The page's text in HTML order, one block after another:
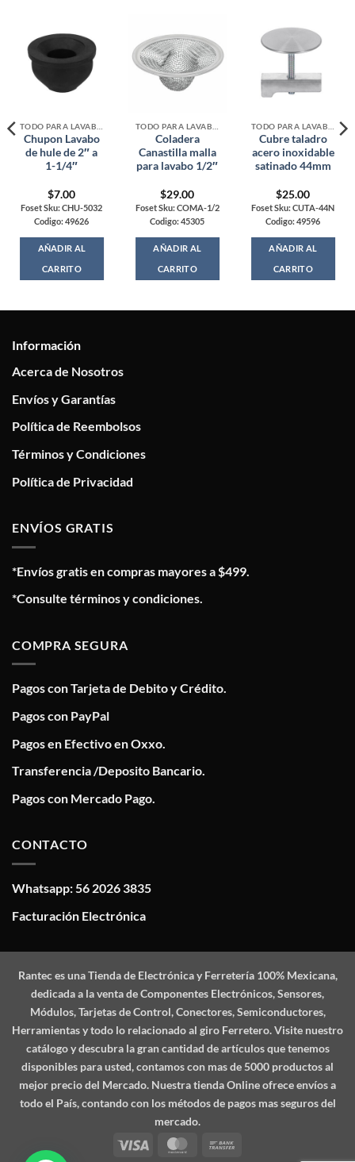
Chupon Lavabo
de hule de 2″ a
1-1/4″
$7.00
Foset Sku: CHU-5032
Codigo: 49626
AÑADIR AL
CARRITO
Coladera
Canastilla malla
para lavabo 1/2″
$29.00
Foset Sku: COMA-1/2
Codigo: 45305
AÑADIR AL
CARRITO
Cubre taladro
acero inoxidable
satinado 44mm
$25.00
Foset Sku: CUTA-44N
Codigo: 49596
AÑADIR AL
CARRITO
Información
Acerca de Nosotros
Envíos y Garantías
Política de Reembolsos
Términos y Condiciones
Política de Privacidad
ENVÍOS GRATIS
*Envíos gratis en compras mayores a $499.
*Consulte términos y condiciones.
COMPRA SEGURA
Pagos con Tarjeta de Debito y Crédito.
Pagos con PayPal
Pagos en Efectivo en Oxxo.
Transferencia /Deposito Bancario.
Pagos con Mercado Pago.
CONTACTO
Whatsapp: 56 2026 3835
Facturación Electrónica
Ranteces una Tienda de Electrónica y Ferretería 100% Mexicana,
dedicada a la venta de Componentes Electrónicos, Sensores,
Módulos, Tarjetas de Control, Conectores, Semiconductores,
Herramientas y todo lo relacionado al giro Ferretero. Visite nuestro
catálogo y descubra la gran cantidad de artículos que tenemos
disponibles para usted, contamos con mas de 5000 productos al
mejor precio del Mercado. Nuestra tienda Online ofrece envíos a
todo el País, contando con los métodos de pagos mas seguros del
mercado.
Visa
MasterCard